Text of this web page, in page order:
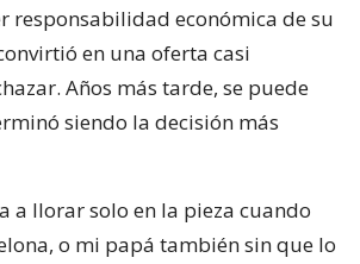
responsabilidad económica de su
en una oferta casi
Años más tarde, se puede
siendo la decisión más
a llorar solo en la pieza cuando
o mi papá también sin que lo